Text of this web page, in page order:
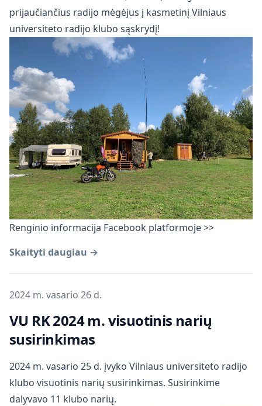
prijaučiančius radijo mėgėjus į kasmetinį Vilniaus
universiteto radijo klubo sąskrydį!
Renginio informacija Facebook platformoje >>
Skaityti daugiau →
Publikuota
2024 m. vasario 26 d.
VU RK 2024 m. visuotinis narių
susirinkimas
2024 m. vasario 25 d. įvyko Vilniaus universiteto radijo
klubo visuotinis narių susirinkimas. Susirinkime
dalyvavo 11 klubo narių.